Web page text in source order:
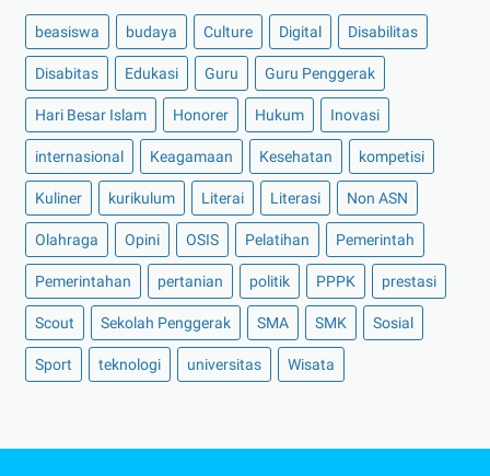
beasiswa budaya Culture Digital Disabilitas
Disabitas Edukasi Guru Guru Penggerak
Hari Besar Islam Honorer Hukum Inovasi
internasional Keagamaan Kesehatan kompetisi
Kuliner kurikulum Literai Literasi Non ASN
Olahraga Opini OSIS Pelatihan Pemerintah
Pemerintahan pertanian politik PPPK prestasi
Scout Sekolah Penggerak SMA SMK Sosial
Sport teknologi universitas Wisata